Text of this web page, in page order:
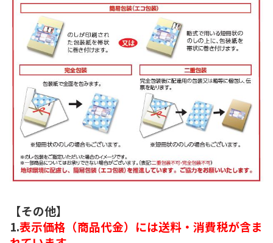
【その他】
1.表示価格（商品代金）には送料・消費税が含ま